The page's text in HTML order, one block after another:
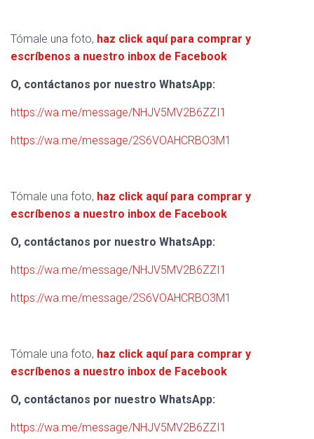
Tómale una foto, haz click aquí para comprar y
escríbenos a nuestro inbox de Facebook
O, contáctanos por nuestro WhatsApp:
https://wa.me/message/NHJV5MV2B6ZZI1
https://wa.me/message/2S6VOAHCRBO3M1
Tómale una foto, haz click aquí para comprar y
escríbenos a nuestro inbox de Facebook
O, contáctanos por nuestro WhatsApp:
https://wa.me/message/NHJV5MV2B6ZZI1
https://wa.me/message/2S6VOAHCRBO3M1
Tómale una foto, haz click aquí para comprar y
escríbenos a nuestro inbox de Facebook
O, contáctanos por nuestro WhatsApp:
https://wa.me/message/NHJV5MV2B6ZZI1